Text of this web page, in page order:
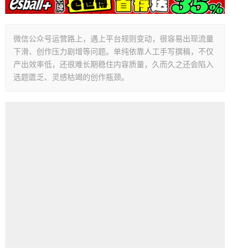
微信公众号运营路上，遇上平台规则变动，很容易出现流量
下滑、创作压力剧增等问题。单纯依靠人工手写撰稿，不仅
产出效率低，还很难长期稳住内容质量，久而久之还会陷入
选题匮乏、灵感枯竭的创作瓶颈。